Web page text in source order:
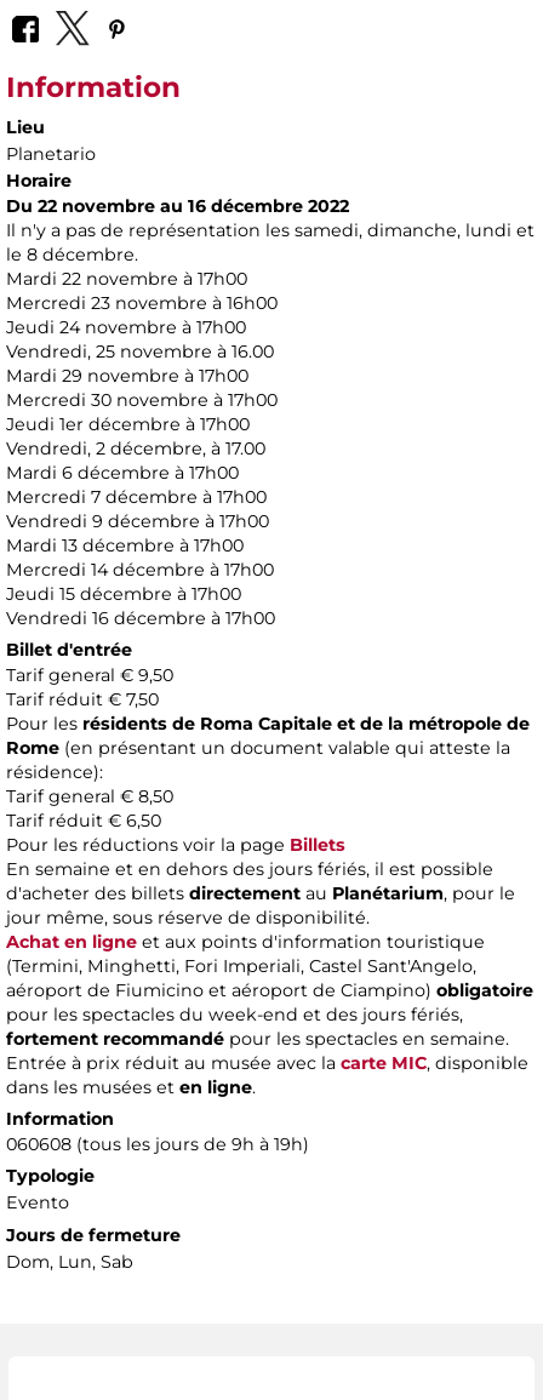
Information
Lieu
Planetario
Horaire
Du 22 novembre au 16 décembre 2022
Il n'y a pas de représentation les samedi, dimanche, lundi et
le 8 décembre.
Mardi 22 novembre à 17h00
Mercredi 23 novembre à 16h00
Jeudi 24 novembre à 17h00
Vendredi, 25 novembre à 16.00
Mardi 29 novembre à 17h00
Mercredi 30 novembre à 17h00
Jeudi 1er décembre à 17h00
Vendredi, 2 décembre, à 17.00
Mardi 6 décembre à 17h00
Mercredi 7 décembre à 17h00
Vendredi 9 décembre à 17h00
Mardi 13 décembre à 17h00
Mercredi 14 décembre à 17h00
Jeudi 15 décembre à 17h00
Vendredi 16 décembre à 17h00
Billet d'entrée
Tarif general € 9,50
Tarif réduit € 7,50
Pour les résidents de Roma Capitale et de la métropole de
Rome (en présentant un document valable qui atteste la
résidence):
Tarif general € 8,50
Tarif réduit € 6,50
Pour les réductions voir la page Billets
En semaine et en dehors des jours fériés, il est possible
d'acheter des billets directement au Planétarium, pour le
jour même, sous réserve de disponibilité.
Achat en ligne et aux points d'information touristique
(Termini, Minghetti, Fori Imperiali, Castel Sant'Angelo,
aéroport de Fiumicino et aéroport de Ciampino) obligatoire
pour les spectacles du week-end et des jours fériés,
fortement recommandé pour les spectacles en semaine.
Entrée à prix réduit au musée avec la carte MIC, disponible
dans les musées et en ligne.
Information
060608 (tous les jours de 9h à 19h)
Typologie
Evento
Jours de fermeture
Dom, Lun, Sab